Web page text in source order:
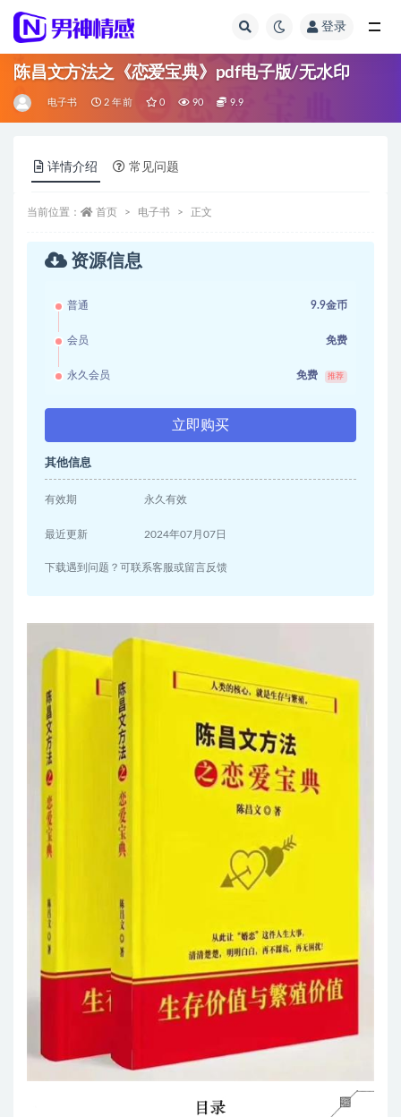
登录
陈昌文方法之《恋爱宝典》pdf电子版/无水印
电子书 2 年前 0 90 9.9
详情介绍 常见问题
当前位置： 首页 电子书 正文
资源信息
普通 9.9金币
会员 免费
永久会员 免费 推荐
立即购买
其他信息
有效期 永久有效
最近更新 2024年07月07日
下载遇到问题？可联系客服或留言反馈